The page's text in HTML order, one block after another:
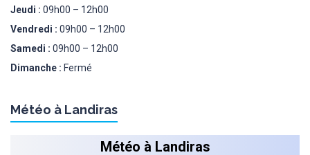
Jeudi : 09h00 – 12h00
Vendredi : 09h00 – 12h00
Samedi : 09h00 – 12h00
Dimanche : Fermé
Météo à Landiras
Météo à Landiras